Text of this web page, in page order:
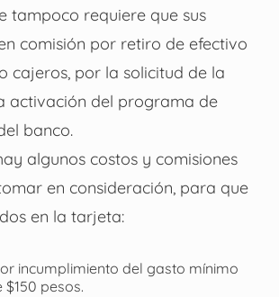
tampoco requiere que sus
comisión por retiro de efectivo
cajeros, por la solicitud de la
activación del programa de
banco.
algunos costos y comisiones
en consideración, para que
en la tarjeta:
incumplimiento del gasto mínimo
pesos.